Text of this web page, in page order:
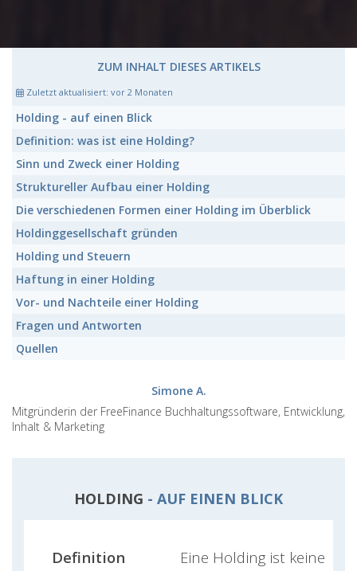
ZUM INHALT DIESES ARTIKELS
Zuletzt aktualisiert: vor 2 Monaten
Holding - auf einen Blick
Definition: was ist eine Holding?
Sinn und Zweck einer Holding
Struktureller Aufbau einer Holding
Die verschiedenen Formen einer Holding im Überblick
Holdinggesellschaft gründen
Holding und Steuern
Haftung in einer Holding
Vor- und Nachteile einer Holding
Fragen und Antworten
Quellen
Simone A.
Mitgründerin der FreeFinance Buchhaltungssoftware, Entwicklung,
Inhalt & Marketing
HOLDING - AUF EINEN BLICK
Definition
Eine Holding ist keine